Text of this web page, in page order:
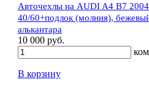
Авточехлы на AUDI A4 В7
40/60+подлок (молния),
алькантара
10 000 руб.
В корзину